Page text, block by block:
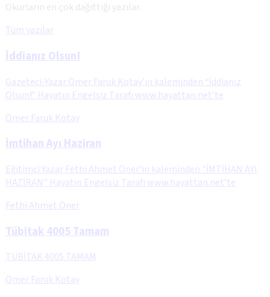
Okurların en çok dağıttığı yazılar.
Tüm yazılar
İddianız Olsun!
Gazeteci-Yazar Ömer Faruk Kotay’ın kaleminden “İddianız
Olsun!” Hayatın Engelsiz Tarafı www.hayattan.net’te
Ömer Faruk Kotay
İmtihan Ayı Haziran
Eğitimci Yazar Fethi Ahmet Öner’in kaleminden "İMTİHAN AYI
HAZİRAN" Hayatın Engelsiz Tarafı www.hayattan.net’te
Fethi Ahmet Öner
Tübitak 4005 Tamam
TÜBİTAK 4005 TAMAM
Ömer Faruk Kotay